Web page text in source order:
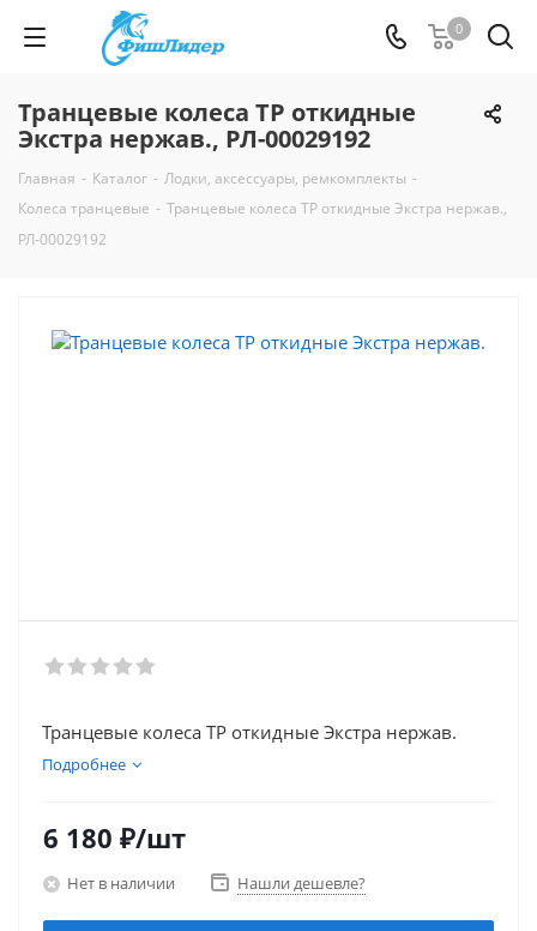
0
Транцевые колеса ТР откидные
Экстра нержав., РЛ-00029192
Главная - Каталог - Лодки, аксессуары, ремкомплекты -
Колеса транцевые - Транцевые колеса ТР откидные Экстра нержав.,
РЛ-00029192
Транцевые колеса ТР откидные Экстра нержав.
Подробнее
6 180 ₽/шт
Нет в наличии Нашли дешевле?